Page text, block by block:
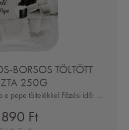
BORSOS TÖLTÖTT
250G
e pepe töltelékkel Főzési idő: ...
Ft